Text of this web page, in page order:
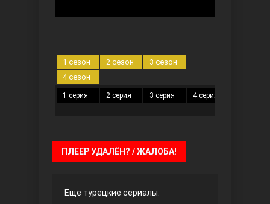
1 сезон 2 сезон
3 сезон
4 сезон
1 серия 2 серия 3 серия 4 серия
ПЛЕЕР УДАЛЁН? / ЖАЛОБА!
Еще турецкие сериалы: